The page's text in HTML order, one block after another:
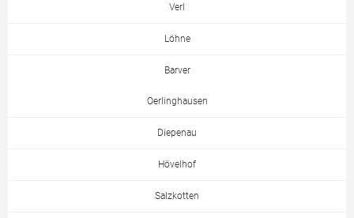
Verl
Löhne
Barver
Oerlinghausen
Diepenau
Hövelhof
Salzkotten